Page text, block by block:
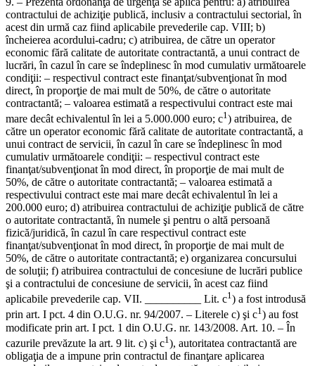
contractului de achiziţie publică, inclusiv a contractului sectorial, în
acest din urmă caz fiind aplicabile prevederile cap. VIII; b)
încheierea acordului-cadru; c) atribuirea, de către un operator
economic fără calitate de autoritate contractantă, a unui contract de
lucrări, în cazul în care se îndeplinesc în mod cumulativ următoarele
condiţii: – respectivul contract este finanţat/subvenţionat în mod
direct, în proporţie de mai mult de 50%, de către o autoritate
contractantă; – valoarea estimată a respectivului contract este mai
mare decât echivalentul în lei a 5.000.000 euro; c1 ) atribuirea, de
către un operator economic fără calitate de autoritate contractantă, a
unui contract de servicii, în cazul în care se îndeplinesc în mod
cumulativ următoarele condiţii: – respectivul contract este
finanţat/subvenţionat în mod direct, în proporţie de mai mult de
50%, de către o autoritate contractantă; – valoarea estimată a
respectivului contract este mai mare decât echivalentul în lei a
200.000 euro; d) atribuirea contractului de achiziţie publică de către
o autoritate contractantă, în numele şi pentru o altă persoană
fizică/juridică, în cazul în care respectivul contract este
finanţat/subvenţionat în mod direct, în proporţie de mai mult de
50%, de către o autoritate contractantă; e) organizarea concursului
de soluţii; f) atribuirea contractului de concesiune de lucrări publice
şi a contractului de concesiune de servicii, în acest caz fiind
aplicabile prevederile cap. VII. __________ Lit. c1) a fost introdusă
prin art. I pct. 4 din O.U.G. nr. 94/2007. – Literele c) şi c1) au fost
modificate prin art. I pct. 1 din O.U.G. nr. 143/2008. Art. 10. – În
cazurile prevăzute la art. 9 lit. c) şi c1 ), autoritatea contractantă are
obligaţia de a impune prin contractul de finanţare aplicarea